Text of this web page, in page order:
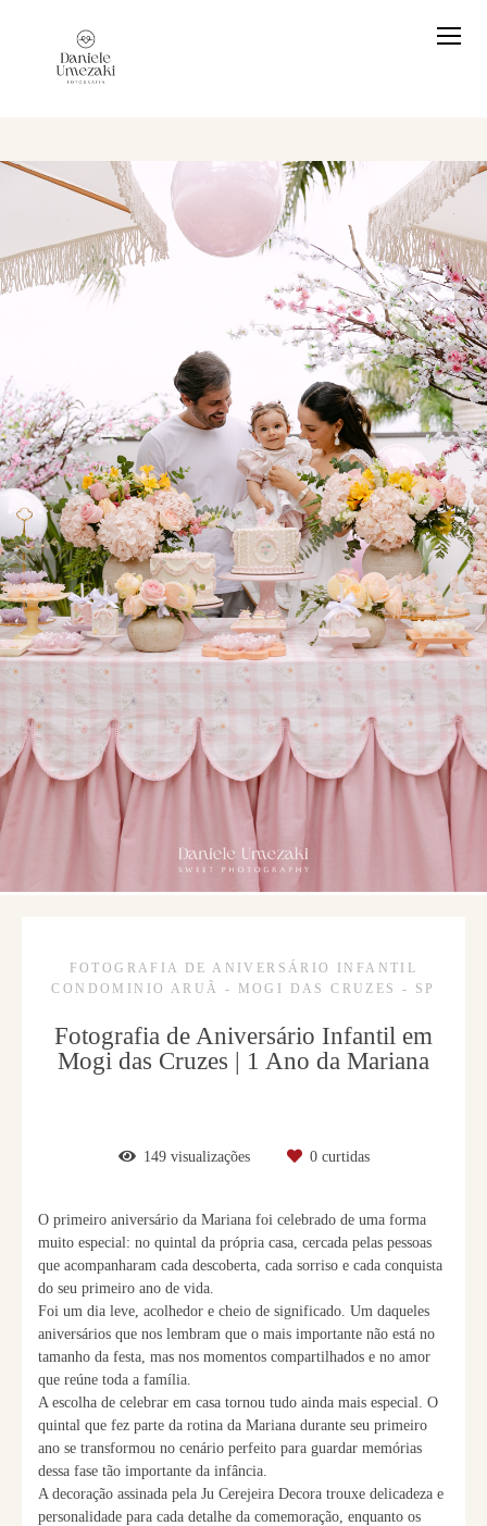
FOTOGRAFIA DE ANIVERSÁRIO INFANTIL
CONDOMINIO ARUÃ - MOGI DAS CRUZES - SP
Fotografia de Aniversário Infantil em
Mogi das Cruzes | 1 Ano da Mariana
149visualizações 0curtidas
O primeiro aniversário da Mariana foi celebrado de uma forma
muito especial: no quintal da própria casa, cercada pelas pessoas
que acompanharam cada descoberta, cada sorriso e cada conquista
do seu primeiro ano de vida.
Foi um dia leve, acolhedor e cheio de significado. Um daqueles
aniversários que nos lembram que o mais importante não está no
tamanho da festa, mas nos momentos compartilhados e no amor
que reúne toda a família.
A escolha de celebrar em casa tornou tudo ainda mais especial. O
quintal que fez parte da rotina da Mariana durante seu primeiro
ano se transformou no cenário perfeito para guardar memórias
dessa fase tão importante da infância.
A decoração assinada pela Ju Cerejeira Decora trouxe delicadeza e
personalidade para cada detalhe da comemoração, enquanto os